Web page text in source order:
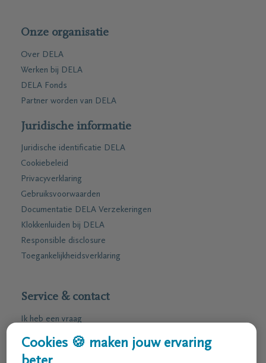
Onze organisatie
Over DELA
Werken bij DELA
DELA Fonds
Partner worden van DELA
Juridische informatie
Juridische identificatie DELA
Cookiebeleid
Privacyverklaring
Gebruiksvoorwaarden
Documentatie DELA Verzekeringen
Klokkenluiden bij DELA
Responsible disclosure
Toegankelijkheidsverklaring
Service & contact
Ik heb een vraag
Ik wens een afspraak
Ik wens een brochure per post
Cookies 🍪 maken jouw ervaring